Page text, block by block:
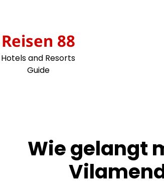
Reisen 88
Hotels and Resorts
Guide
Wie gelangt